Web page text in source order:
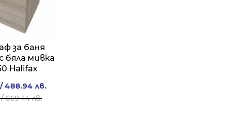
за баня
бяла мивка
Halifax
669.44 лв.
Original
price
/ 488.94 лв.
Current
price